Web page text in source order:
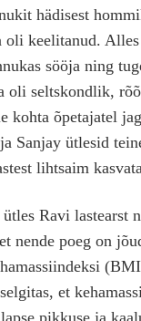
hädisest
oli keelitanud.
sööja ning
oli seltskondlik,
kohta õpetajatel
Sanjay ütlesid
lihtsaim
Ravi lastearst
nende poeg on
et
pikkuse ja